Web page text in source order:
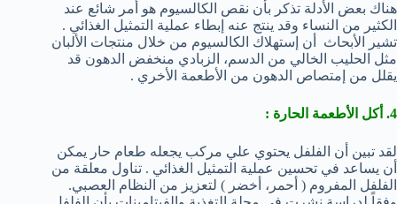
هناك بعض الأدلة تذكر بأن نقص الكالسيوم هو أمر شائع عند
الكثير من النساء وقد ينتج عنه إبطاء عملية التمثيل الغذائي .
تشير الأبحاث أن إستهلاك الكالسيوم من خلال منتجات الألبان
مثل الحليب الخالي من الدسم، الزبادي منخفض الدهون قد
يقلل من إمتصاص الدهون من الأطعمة الأخري .
4. أكل الأطعمة الحارة :
لقد تبين أن الفلفل يحتوي علي مركب يجعله طعام حار يمكن
أن يساعد في تحسين عملية التمثيل الغذائي . تناول معلقة من
الفلفل المفروم ( أحمر، أخضر ) لتعزيز من النظام العصبي.